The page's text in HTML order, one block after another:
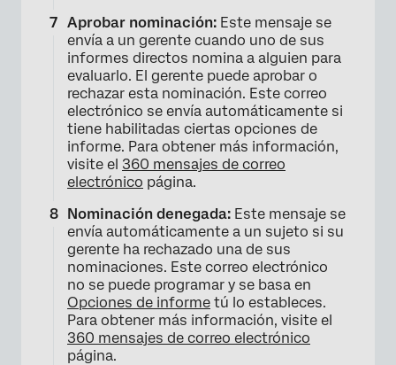
Aprobar nominación: Este mensaje se
envía a un gerente cuando uno de sus
informes directos nomina a alguien para
evaluarlo. El gerente puede aprobar o
rechazar esta nominación. Este correo
electrónico se envía automáticamente si
tiene habilitadas ciertas opciones de
informe. Para obtener más información,
visite el 360 mensajes de correo
electrónico página.
Nominación denegada: Este mensaje se
envía automáticamente a un sujeto si su
gerente ha rechazado una de sus
nominaciones. Este correo electrónico
no se puede programar y se basa en
Opciones de informe tú lo estableces.
Para obtener más información, visite el
360 mensajes de correo electrónico
página.